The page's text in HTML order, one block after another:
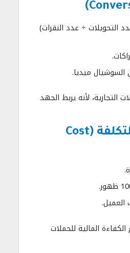
التحويلات ÷ عدد النقرات)
السوشيال ميديا.
التجارية، لأنه يربط الجهد
6) مؤشرات التكلفة (Cost
العميل.
المالية للحملات